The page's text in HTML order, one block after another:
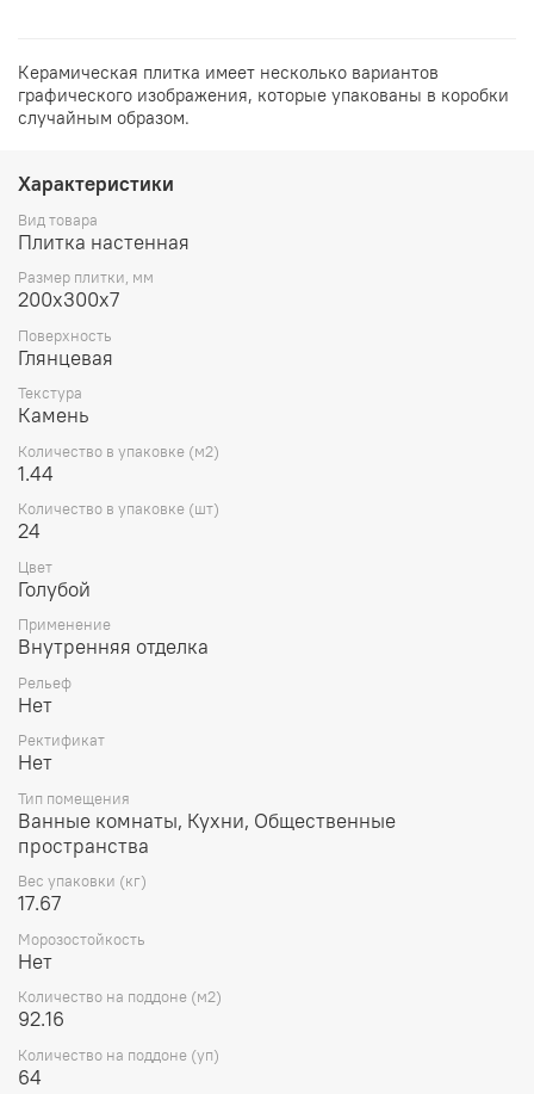
Керамическая плитка имеет несколько вариантов
графического изображения, которые упакованы в коробки
случайным образом.
Характеристики
Вид товара
Плитка настенная
Размер плитки, мм
200х300х7
Поверхность
Глянцевая
Текстура
Камень
Количество в упаковке (м2)
1.44
Количество в упаковке (шт)
24
Цвет
Голубой
Применение
Внутренняя отделка
Рельеф
Нет
Ректификат
Нет
Тип помещения
Ванные комнаты, Кухни, Общественные
пространства
Вес упаковки (кг)
17.67
Морозостойкость
Нет
Количество на поддоне (м2)
92.16
Количество на поддоне (уп)
64